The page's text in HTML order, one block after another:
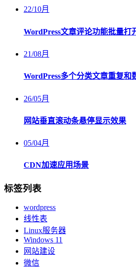
22/10月
WordPress文章评论功能批量打
21/08月
WordPress多个分类文章重复和
26/05月
网站垂直滚动条悬停显示效果
05/04月
CDN加速应用场景
标签列表
wordpress
线性表
Linux服务器
Windows 11
网站建设
微信